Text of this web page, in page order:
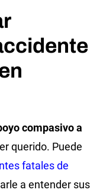
compasivo a
querido. Puede
fatales de
a entender sus